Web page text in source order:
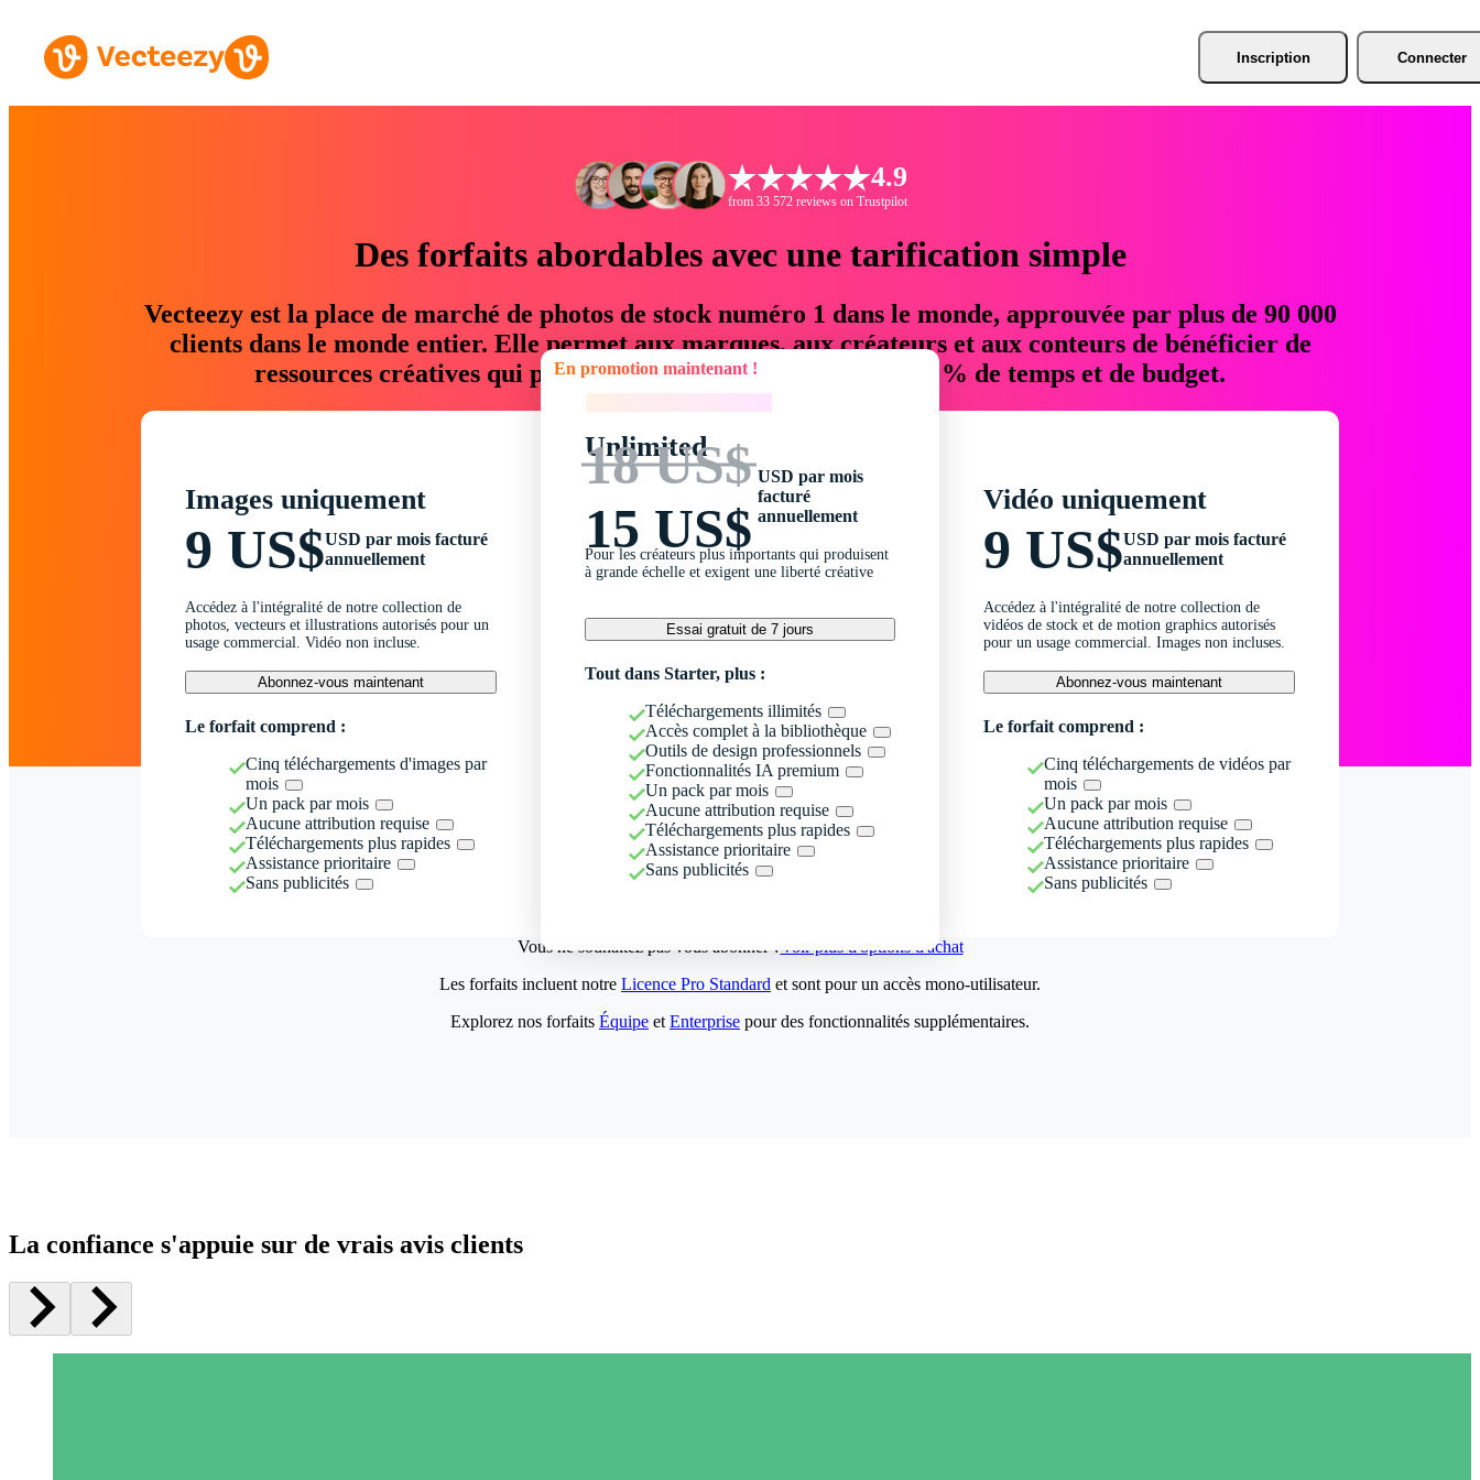
Inscription Connecter
4.9
from 33 572 reviews on Trustpilot
Des forfaits abordables avec une tarification simple
Vecteezy est la place de marché de photos de stock numéro 1 dans le monde, approuvée par plus de 90 000
clients dans le monde entier. Elle permet aux marques, aux créateurs et aux conteurs de bénéficier de
ressources créatives qui permettent d'économiser jusqu'à 76 % de temps et de budget.
Images uniquement
9 US$USD par mois facturé
annuellement
Accédez à l'intégralité de notre collection de
photos, vecteurs et illustrations autorisés pour un
usage commercial. Vidéo non incluse.
Abonnez-vous maintenant
Le forfait comprend :
Cinq téléchargements d'images par
mois
Un pack par mois
Aucune attribution requise
Téléchargements plus rapides
Assistance prioritaire
Sans publicités
En promotion maintenant !
Unlimited
18 US$
15 US$
USD par mois
facturé
annuellement
Pour les créateurs plus importants qui produisent
à grande échelle et exigent une liberté créative
Essai gratuit de 7 jours
Tout dans Starter, plus :
Téléchargements illimités
Accès complet à la bibliothèque
Outils de design professionnels
Fonctionnalités IA premium
Un pack par mois
Aucune attribution requise
Téléchargements plus rapides
Assistance prioritaire
Sans publicités
Vidéo uniquement
9 US$USD par mois facturé
annuellement
Accédez à l'intégralité de notre collection de
vidéos de stock et de motion graphics autorisés
pour un usage commercial. Images non incluses.
Abonnez-vous maintenant
Le forfait comprend :
Cinq téléchargements de vidéos par
mois
Un pack par mois
Aucune attribution requise
Téléchargements plus rapides
Assistance prioritaire
Sans publicités
Vous ne souhaitez pas vous abonner ?Voir plus d'options d'achat
Les forfaits incluent notre Licence Pro Standard et sont pour un accès mono-utilisateur.
Explorez nos forfaits Équipe et Enterprise pour des fonctionnalités supplémentaires.
La confiance s'appuie sur de vrais avis clients